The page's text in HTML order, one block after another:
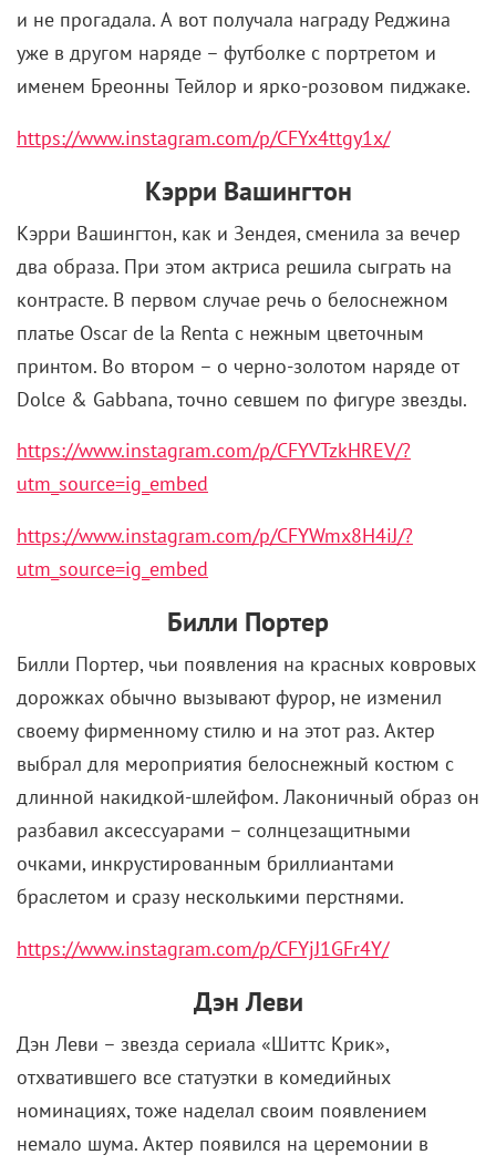
и не прогадала. А вот получала награду Реджина
уже в другом наряде – футболке с портретом и
именем Бреонны Тейлор и ярко-розовом пиджаке.
https://www.instagram.com/p/CFYx4ttgy1x/
Кэрри Вашингтон
Кэрри Вашингтон, как и Зендея, сменила за вечер
два образа. При этом актриса решила сыграть на
контрасте. В первом случае речь о белоснежном
платье Oscar de la Renta с нежным цветочным
принтом. Во втором – о черно-золотом наряде от
Dolce & Gabbana, точно севшем по фигуре звезды.
https://www.instagram.com/p/CFYVTzkHREV/?
utm_source=ig_embed
https://www.instagram.com/p/CFYWmx8H4iJ/?
utm_source=ig_embed
Билли Портер
Билли Портер, чьи появления на красных ковровых
дорожках обычно вызывают фурор, не изменил
своему фирменному стилю и на этот раз. Актер
выбрал для мероприятия белоснежный костюм с
длинной накидкой-шлейфом. Лаконичный образ он
разбавил аксессуарами – солнцезащитными
очками, инкрустированным бриллиантами
браслетом и сразу несколькими перстнями.
https://www.instagram.com/p/CFYjJ1GFr4Y/
Дэн Леви
Дэн Леви – звезда сериала «Шиттс Крик»,
отхватившего все статуэтки в комедийных
номинациях, тоже наделал своим появлением
немало шума. Актер появился на церемонии в